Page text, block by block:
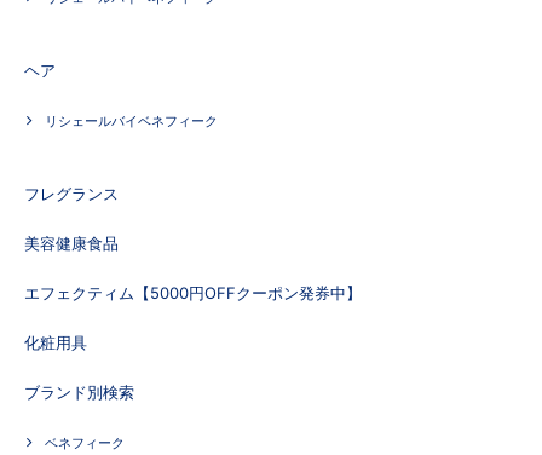
ヘア
リシェールバイベネフィーク
フレグランス
美容健康食品
エフェクティム【5000円OFFクーポン発券中】
化粧用具
ブランド別検索
ベネフィーク